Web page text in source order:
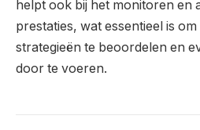
helpt ook bij het monitoren en
prestaties, wat essentieel is
strategieën te beoordelen en
door te voeren.